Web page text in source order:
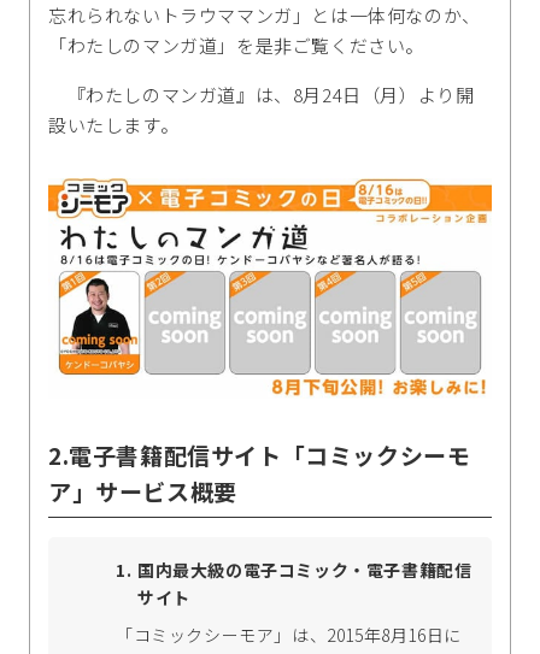
忘れられないトラウママンガ」とは一体何なのか、
「わたしのマンガ道」を是非ご覧ください。
『わたしのマンガ道』は、8月24日（月）より開
設いたします。
2.電子書籍配信サイト「コミックシーモ
ア」サービス概要
国内最大級の電子コミック・電子書籍配信
サイト
「コミックシーモア」は、2015年8月16日に